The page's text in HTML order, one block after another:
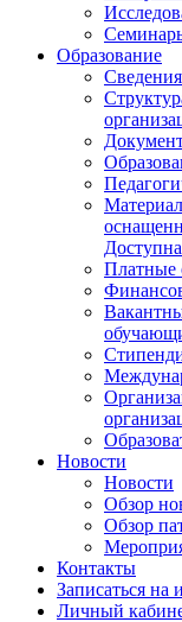
Образование
Платные
Новости
Новости
Обзор
Обзор
Контакты
Записаться на
Личный